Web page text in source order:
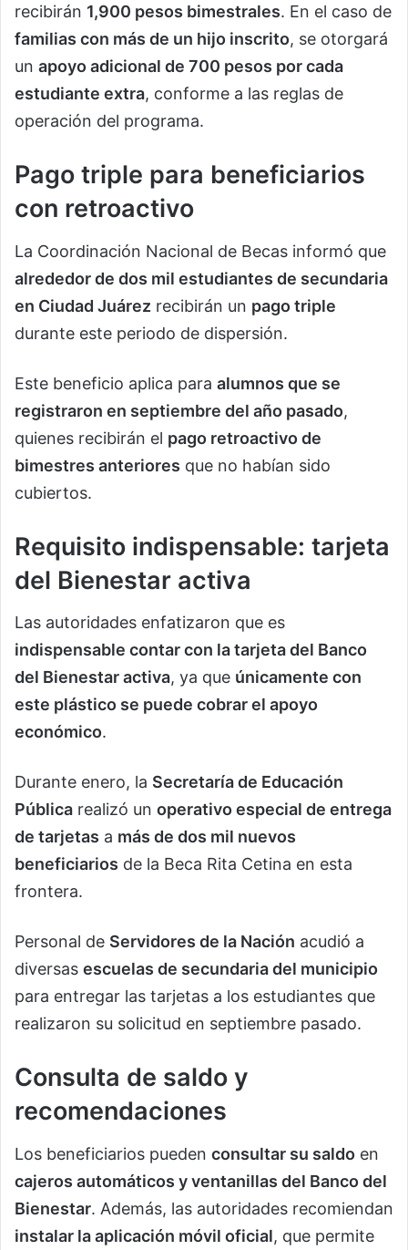
recibirán 1,900 pesos bimestrales. En el caso de
familias con más de un hijo inscrito, se otorgará
un apoyo adicional de 700 pesos por cada
estudiante extra, conforme a las reglas de
operación del programa.
Pago triple para beneficiarios
con retroactivo
La Coordinación Nacional de Becas informó que
alrededor de dos mil estudiantes de secundaria
en Ciudad Juárez recibirán un pago triple
durante este periodo de dispersión.
Este beneficio aplica para alumnos que se
registraron en septiembre del año pasado,
quienes recibirán el pago retroactivo de
bimestres anteriores que no habían sido
cubiertos.
Requisito indispensable: tarjeta
del Bienestar activa
Las autoridades enfatizaron que es
indispensable contar con la tarjeta del Banco
del Bienestar activa, ya que únicamente con
este plástico se puede cobrar el apoyo
económico.
Durante enero, la Secretaría de Educación
Pública realizó un operativo especial de entrega
de tarjetas a más de dos mil nuevos
beneficiarios de la Beca Rita Cetina en esta
frontera.
Personal de Servidores de la Nación acudió a
diversas escuelas de secundaria del municipio
para entregar las tarjetas a los estudiantes que
realizaron su solicitud en septiembre pasado.
Consulta de saldo y
recomendaciones
Los beneficiarios pueden consultar su saldo en
cajeros automáticos y ventanillas del Banco del
Bienestar. Además, las autoridades recomiendan
instalar la aplicación móvil oficial, que permite